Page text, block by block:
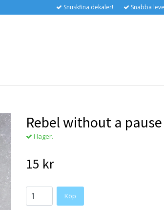
Snuskfina dekaler! Snabba
Rebel without a pause
I lager.
15 kr
Köp